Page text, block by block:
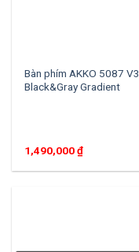
Bàn phím AKKO 5087 V3
Black&Gray Gradient
1,490,000₫